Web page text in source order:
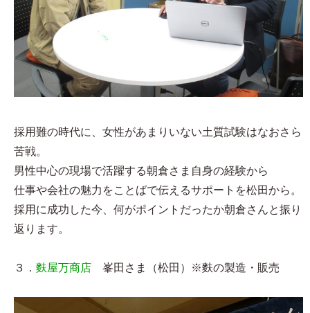
採用難の時代に、女性があまりいない土質試験はなおさら
苦戦。
男性中心の現場で活躍する朝倉さま自身の経験から
仕事や会社の魅力をことばで伝えるサポートを松田から。
採用に成功した今、何がポイントだったか朝倉さんと振り
返ります。
３． 麩屋万商店 峯田さま（松田）※麩の製造・販売